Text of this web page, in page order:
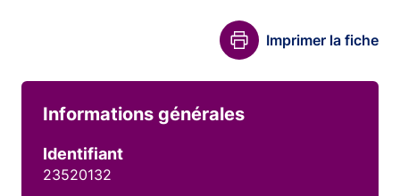
Imprimer la fiche
Informations générales
Identifiant
23520132